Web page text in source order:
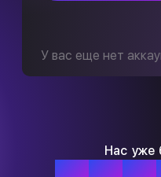
Нас уже
У вас еще нет